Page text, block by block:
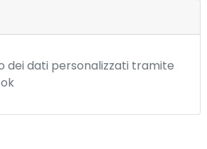
dei dati personalizzati tramite